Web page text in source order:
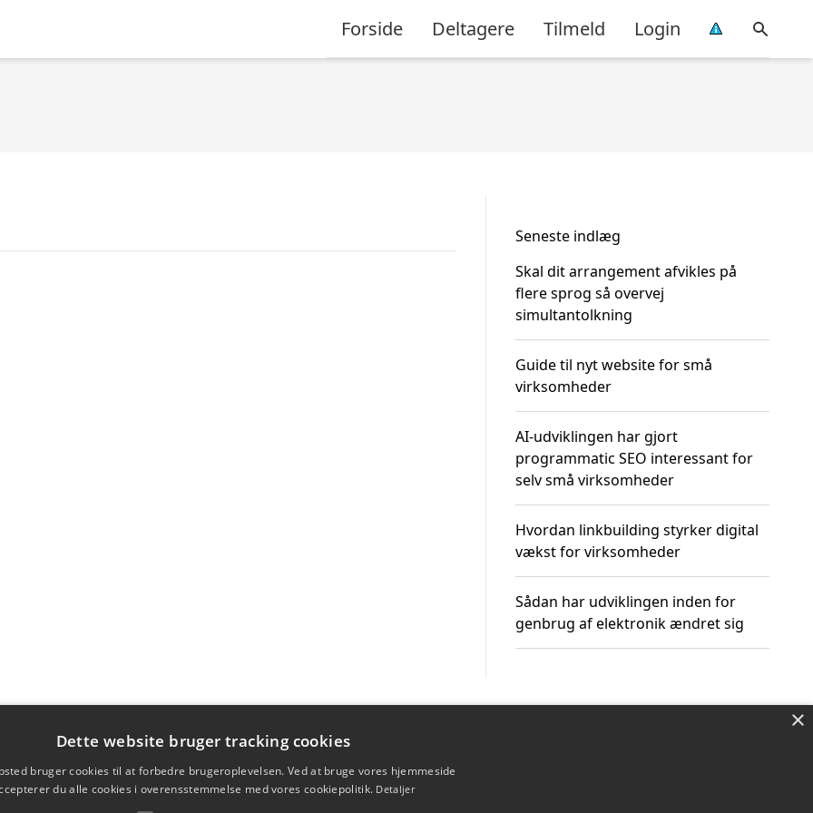
Forside Deltagere Tilmeld Login
Seneste indlæg
Skal dit arrangement afvikles på
flere sprog så overvej
simultantolkning
Guide til nyt website for små
virksomheder
AI-udviklingen har gjort
programmatic SEO interessant for
selv små virksomheder
Hvordan linkbuilding styrker digital
vækst for virksomheder
Sådan har udviklingen inden for
genbrug af elektronik ændret sig
×
Dette website bruger tracking cookies
bruger cookies til at forbedre brugeroplevelsen. Ved at bruge vores hjemmeside
du alle cookies i overensstemmelse med vores cookiepolitik. Detaljer